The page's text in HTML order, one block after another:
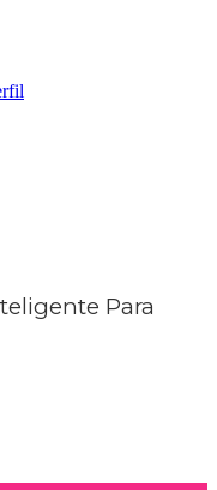
Para